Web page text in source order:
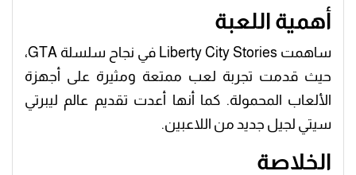
أهمية اللعبة
ساهمت Liberty City Stories في نجاح سلسلة GTA،
حيث قدمت تجربة لعب ممتعة ومثيرة على أجهزة
الألعاب المحمولة. كما أنها أعدت تقديم عالم ليبرتي
سيتي لجيل جديد من اللاعبين.
الخلاصة